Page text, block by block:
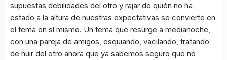
supuestas debilidades del otro y rajar de quién no ha
estado a la altura de nuestras expectativas se convierte en
el tema en sí mismo. Un tema que resurge a medianoche,
con una pareja de amigos, esquiando, vacilando, tratando
de huir del otro ahora que ya sabemos seguro que no